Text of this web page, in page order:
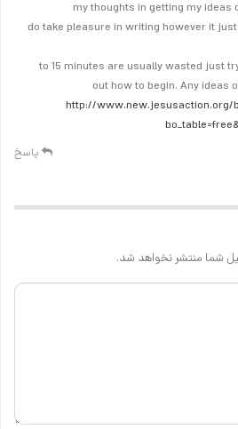
my thoughts in getting my ideas
do take pleasure in writing however it
out how to begin. Any ideas
http://www.new.jesusaction.org/
پاسخ
شما منتشر نخواهد شد.